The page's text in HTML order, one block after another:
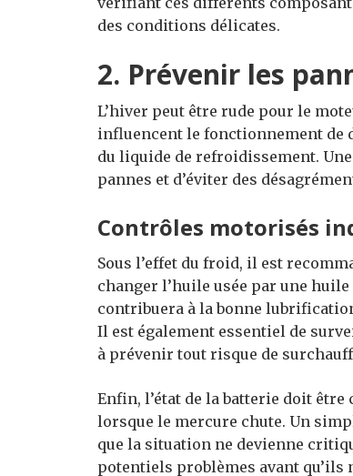
des conditions délicates.
2. Prévenir les
L’hiver peut être rude pour le
influencent le fonctionnement de
du liquide de refroidissement.
pannes et d’éviter des
Contrôles motorisés
Sous l’effet du froid, il est
changer l’huile usée par une
contribuera à la bonne
Il est également essentiel de
à prévenir tout risque de
Enfin, l’état de la batterie doit
lorsque le mercure chute. Un
que la situation ne devienne
potentiels problèmes avant